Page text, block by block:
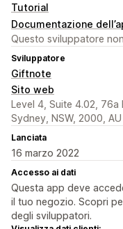
Tutorial
Documentazione
Questo sviluppatore
Sviluppatore
Giftnote
Sito web
Level 4, Suite 4.02,
Sydney, NSW, 2000, AU
Lanciata
16 marzo 2022
Accesso ai dati
Questa app deve
il tuo negozio. Scopri
degli sviluppatori.